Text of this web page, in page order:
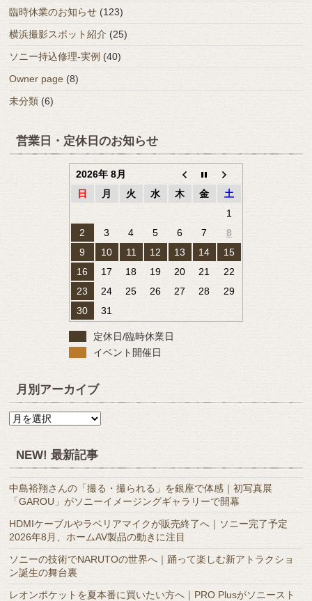
臨時休業のお知らせ (123)
横浜撮影スポット紹介 (25)
ソニー持込修理-実例 (40)
Owner page (8)
未分類 (6)
営業日・定休日のお知らせ
2026年 8月
日
月 火 水 木 金
土
1
2
3 4 5 6 7
8
9
10 11 12 13 14
15
16
17 18 19 20 21
22
23
24 25 26 27 28
29
30
31
定休日/臨時休業日
イベント開催日
月別アーカイブ
月
ー
カ
イ
ブ
NEW! 最新記事
中島裕翔さんの「撮る・撮られる」を銀座で体感｜初写真展
「GAROU」がソニーイメージングギャラリーで開幕
HDMIケーブルやラベリアマイクが販売終了へ｜ソニー完了予定
2026年8月、ホームAV製品の動きに注目
ソニーの技術でNARUTOの世界へ｜踊って楽しむ新アトラクショ
ン誕生の舞台裏
レオンポケットを夏本番に買いたい方へ｜PRO Plusがソニースト